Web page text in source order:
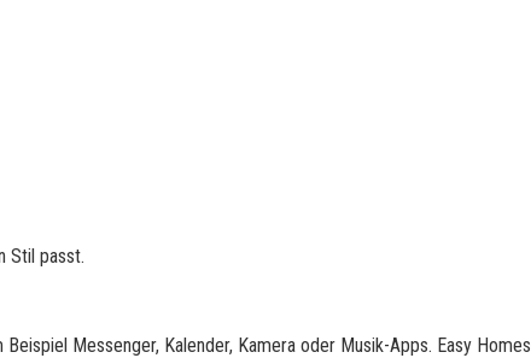
Stil passt.
Messenger, Kalender, Kamera oder Musik-Apps. Easy